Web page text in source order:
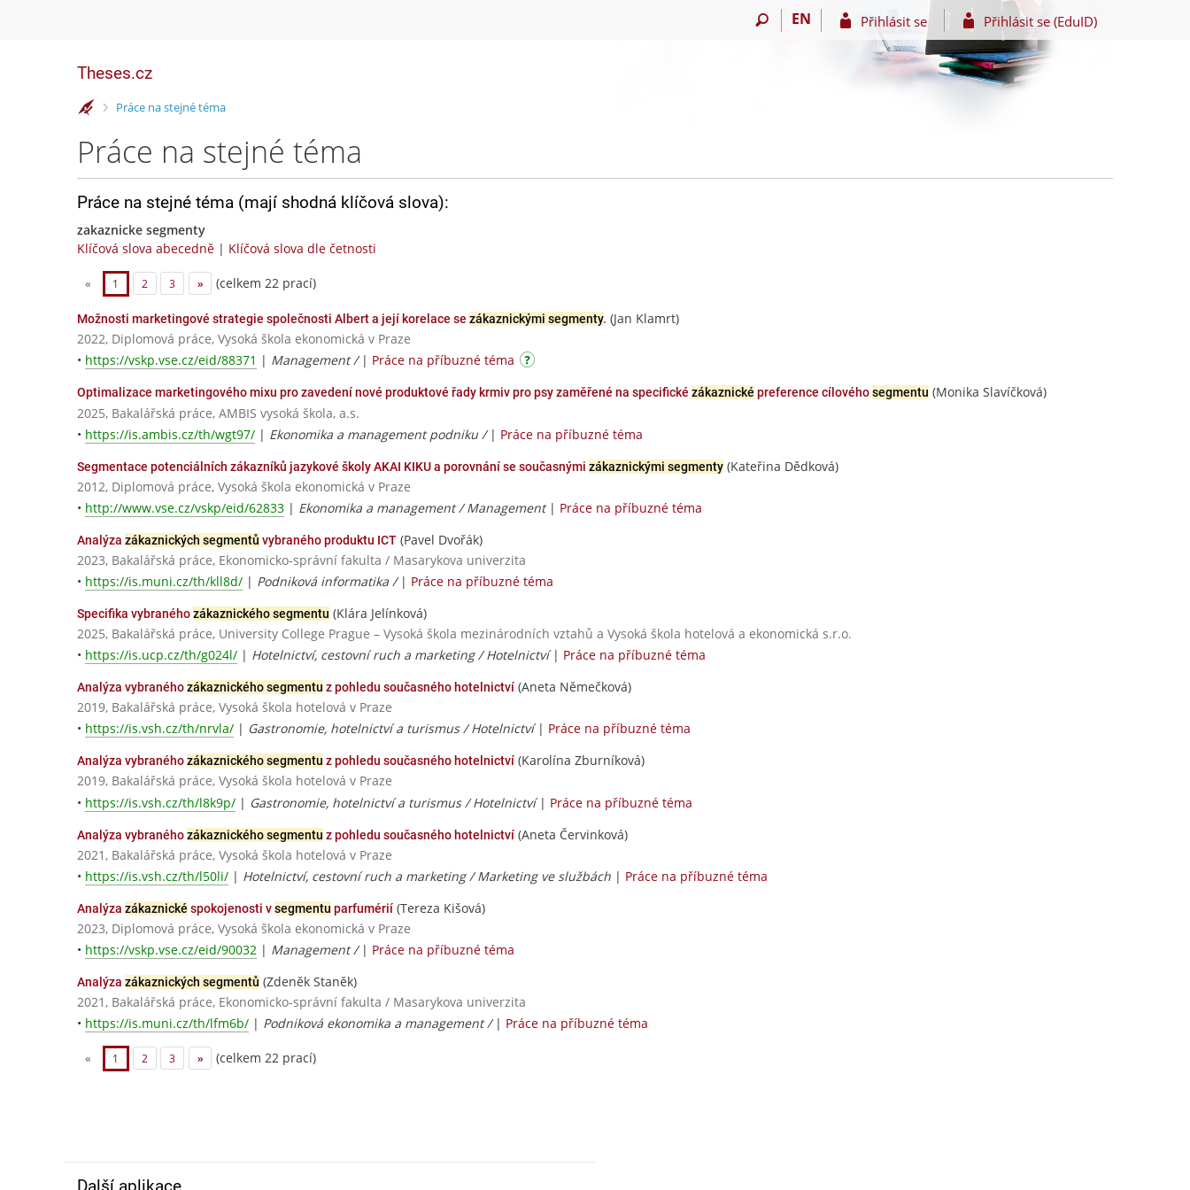
EN Přihlásit se Přihlásit se (EduID)
Theses.cz
>Práce na stejné téma
Práce na stejné téma
Práce na stejné téma (mají shodná klíčová slova):
zakaznicke segmenty
Klíčová slova abecedně | Klíčová slova dle četnosti
« 1 2 3 » (celkem 22 prací)
Možnosti marketingové strategie společnosti Albert a její korelace se zákaznickými segmenty. (Jan Klamrt)
2022, Diplomová práce, Vysoká škola ekonomická v Praze
• https://vskp.vse.cz/eid/88371 | Management / | Práce na příbuzné téma
Optimalizace marketingového mixu pro zavedení nové produktové řady krmiv pro psy zaměřené na specifické zákaznické preference cílovéhosegmentu (Monika Slavíčková)
2025, Bakalářská práce, AMBIS vysoká škola, a.s.
• https://is.ambis.cz/th/wgt97/ | Ekonomika a management podniku / | Práce na příbuzné téma
Segmentace potenciálních zákazníků jazykové školy AKAI KIKU a porovnání se současnými zákaznickými segmenty (Kateřina Dědková)
2012, Diplomová práce, Vysoká škola ekonomická v Praze
• http://www.vse.cz/vskp/eid/62833 | Ekonomika a management / Management| Práce na příbuzné téma
Analýza zákaznických segmentů vybraného produktu ICT (Pavel Dvořák)
2023, Bakalářská práce, Ekonomicko-správní fakulta / Masarykova univerzita
• https://is.muni.cz/th/kll8d/ | Podniková informatika / | Práce na příbuzné téma
Specifika vybranéhozákaznického segmentu (Klára Jelínková)
2025, Bakalářská práce, University College Prague – Vysoká škola mezinárodních vztahů a Vysoká škola hotelová a ekonomická s.r.o.
• https://is.ucp.cz/th/g024l/ | Hotelnictví, cestovní ruch a marketing / Hotelnictví| Práce na příbuzné téma
Analýza vybranéhozákaznického segmentu z pohledu současného hotelnictví (Aneta Němečková)
2019, Bakalářská práce, Vysoká škola hotelová v Praze
• https://is.vsh.cz/th/nrvla/ | Gastronomie, hotelnictví a turismus / Hotelnictví| Práce na příbuzné téma
Analýza vybranéhozákaznického segmentu z pohledu současného hotelnictví (Karolína Zburníková)
2019, Bakalářská práce, Vysoká škola hotelová v Praze
• https://is.vsh.cz/th/l8k9p/ | Gastronomie, hotelnictví a turismus / Hotelnictví| Práce na příbuzné téma
Analýza vybranéhozákaznického segmentu z pohledu současného hotelnictví (Aneta Červinková)
2021, Bakalářská práce, Vysoká škola hotelová v Praze
• https://is.vsh.cz/th/l50li/ | Hotelnictví, cestovní ruch a marketing / Marketing ve službách | Práce na příbuzné téma
Analýza zákaznické spokojenosti vsegmentu parfumérií (Tereza Kišová)
2023, Diplomová práce, Vysoká škola ekonomická v Praze
• https://vskp.vse.cz/eid/90032 | Management / | Práce na příbuzné téma
Analýza zákaznických segmentů (Zdeněk Staněk)
2021, Bakalářská práce, Ekonomicko-správní fakulta / Masarykova univerzita
• https://is.muni.cz/th/lfm6b/ | Podniková ekonomika a management / | Práce na příbuzné téma
« 1 2 3 » (celkem 22 prací)